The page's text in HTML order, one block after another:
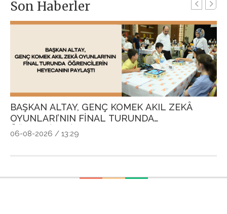
Son Haberler
BAŞKAN ALTAY, GENÇ KOMEK AKIL ZEKÂ
OYUNLARI’NIN FİNAL TURUNDA
ÖĞRENCİLERİN HEYECANINI PAYLAŞTI
06-08-2026 / 13:29